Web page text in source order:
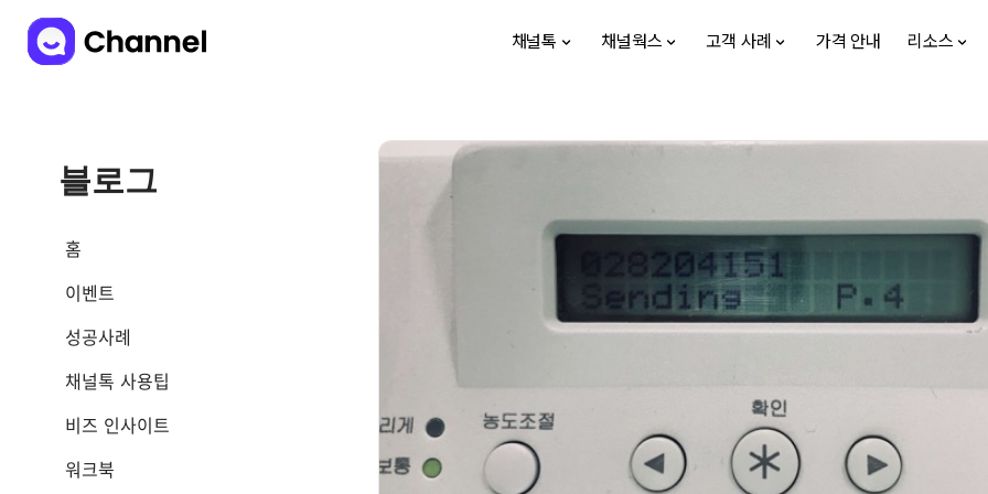
채널톡 채널웍스 고객 사례 가격 안내 리소스
블로그
홈
이벤트
성공사례
채널톡 사용팁
비즈 인사이트
워크북